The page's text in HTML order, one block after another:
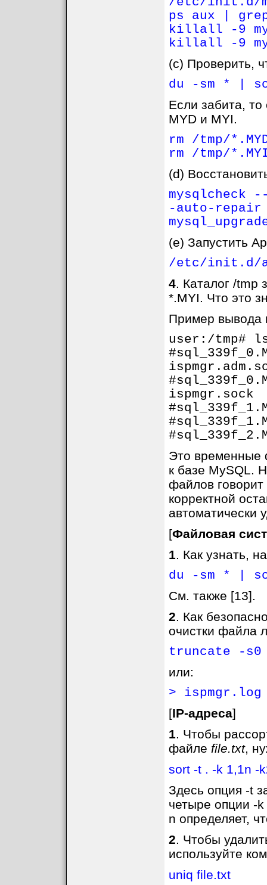
ps aux |
killall -9
killall -9
(c) Проверить,
du -sm * |
Если забита,
MYD и MYI.
rm /tmp/
rm /tmp/
(d)
mysqlcheck
-auto-
(e) Запустить
/etc/init.d/
4 . Каталог /
*.MYI. Что это
Пример вывода
user:/tmp#
ispmgr.sock
Это временные
к базе MySQL.
файлов говорит
корректной
автоматически
[Файловая
1 . Как узнать,
du -sm * |
См. также [13].
2 . Как
очистки файла
truncate -s0
или:
> ispmgr.log
[IP-адреса]
1 . Чтобы
файле file.txt,
sort -t . -k 1,1n -
Здесь опция -t
четыре опции -
n определяет,
2 . Чтобы
используйте
uniq file.txt